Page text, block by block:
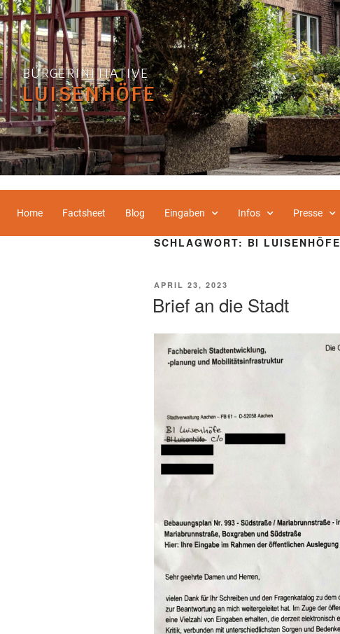
BÜRGERINITIATIVE
LUISENHÖFE
Home Factsheet Blog Eingaben Infos Presse
SCHLAGWORT: BI LUISENHÖFE
APRIL 23, 2023
Brief an die Stadt